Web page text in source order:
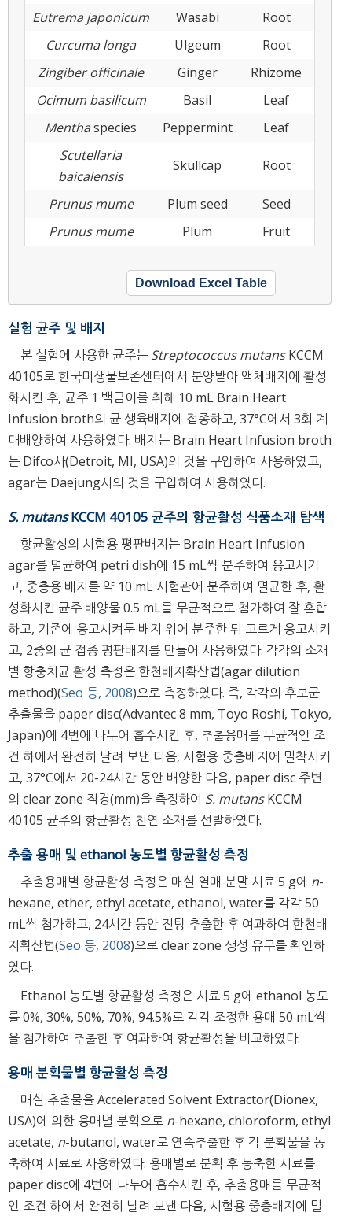
Eutrema japonicum
Wasabi
Root
Curcuma longa
Ulgeum
Root
Zingiber officinale
Ginger
Rhizome
Ocimum basilicum
Basil
Leaf
Menthaspecies Peppermint
Leaf
Scutellaria
baicalensis
Skullcap Root
Prunus mume Plum seed
Seed
Prunus mume
Plum Fruit
Download Excel Table
실험 균주 및 배지
본 실험에 사용한 균주는 Streptococcus mutansKCCM
40105로 한국미생물보존센터에서 분양받아 액체배지에 활성
화시킨 후, 균주 1 백금이를 취해 10 mL Brain Heart
Infusion broth의 균 생육배지에 접종하고, 37°C에서 3회 계
대배양하여 사용하였다. 배지는 Brain Heart Infusion broth
는 Difco사(Detroit, MI, USA)의 것을 구입하여 사용하였고,
agar는 Daejung사의 것을 구입하여 사용하였다.
S. mutansKCCM 40105 균주의 항균활성 식품소재 탐색
항균활성의 시험용 평판배지는 Brain Heart Infusion
agar를 멸균하여 petri dish에 15 mL씩 분주하여 응고시키
고, 중층용 배지를 약 10 mL 시험관에 분주하여 멸균한 후, 활
성화시킨 균주 배양물 0.5 mL를 무균적으로 첨가하여 잘 혼합
하고, 기존에 응고시켜둔 배지 위에 분주한 뒤 고르게 응고시키
고, 2중의 균 접종 평판배지를 만들어 사용하였다. 각각의 소재
별 항충치균 활성 측정은 한천배지확산법(agar dilution
method)(Seo 등, 2008)으로 측정하였다. 즉, 각각의 후보군
추출물을 paper disc(Advantec 8 mm, Toyo Roshi, Tokyo,
Japan)에 4번에 나누어 흡수시킨 후, 추출용매를 무균적인 조
건 하에서 완전히 날려 보낸 다음, 시험용 중층배지에 밀착시키
고, 37°C에서 20-24시간 동안 배양한 다음, paper disc 주변
의 clear zone 직경(mm)을 측정하여 S. mutansKCCM
40105 균주의 항균활성 천연 소재를 선발하였다.
추출 용매 및 ethanol 농도별 항균활성 측정
추출용매별 항균활성 측정은 매실 열매 분말 시료 5 g에 n-
hexane, ether, ethyl acetate, ethanol, water를 각각 50
mL씩 첨가하고, 24시간 동안 진탕 추출한 후 여과하여 한천배
지확산법(Seo 등, 2008)으로 clear zone 생성 유무를 확인하
였다.
Ethanol 농도별 항균활성 측정은 시료 5 g에 ethanol 농도
를 0%, 30%, 50%, 70%, 94.5%로 각각 조정한 용매 50 mL씩
을 첨가하여 추출한 후 여과하여 항균활성을 비교하였다.
용매 분획물별 항균활성 측정
매실 추출물을 Accelerated Solvent Extractor(Dionex,
USA)에 의한 용매별 분획으로 n-hexane, chloroform, ethyl
acetate, n-butanol, water로 연속추출한 후 각 분획물을 농
축하여 시료로 사용하였다. 용매별로 분획 후 농축한 시료를
paper disc에 4번에 나누어 흡수시킨 후, 추출용매를 무균적
인 조건 하에서 완전히 날려 보낸 다음, 시험용 중층배지에 밀